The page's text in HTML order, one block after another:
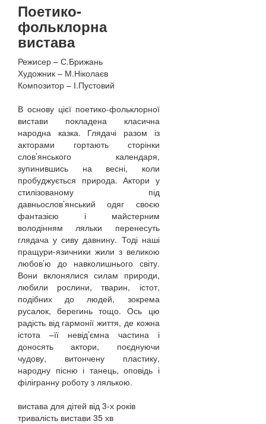
Поетико-
фольклорна
вистава
Режисер – С.Брижань
Художник – М.Ніколаєв
Композитор – І.Пустовий
В основу цієї поетико-фольклорної
вистави покладена класична
народна казка. Глядачі разом із
акторами гортають сторінки
слов’янського календаря,
зупинившись на весні, коли
пробуджується природа. Актори у
стилізованому під
давньослов’янський одяг своєю
фантазією і майстерним
володінням ляльки перенесуть
глядача у сиву давнину. Тоді наші
пращури-язичники жили з великою
любов’ю до навколишнього світу.
Вони вклонялися силам природи,
любили рослини, тварин, істот,
подібних до людей, зокрема
русалок, берегинь тощо. Ось цю
радість від гармонії життя, де кожна
істота –її невід’ємна частина і
доносять актори, поєднуючи
чудову, витончену пластику,
народну пісню і танець, оповідь і
філігранну роботу з лялькою.
вистава для дітей від 3-х років
тривалість вистави 35 хв